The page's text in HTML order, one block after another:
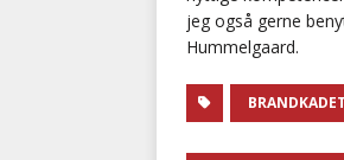
jeg også gerne
Hummelgaard.